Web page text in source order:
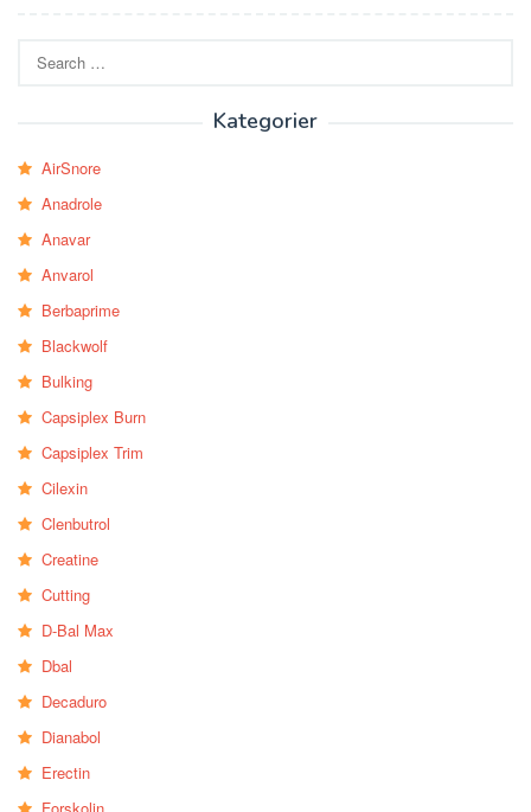
for:
Kategorier
AirSnore
Anadrole
Anavar
Anvarol
Berbaprime
Blackwolf
Bulking
Capsiplex Burn
Capsiplex Trim
Cilexin
Clenbutrol
Creatine
Cutting
D-Bal Max
Dbal
Decaduro
Dianabol
Erectin